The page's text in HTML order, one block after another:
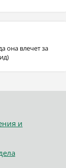
она влечет за
и